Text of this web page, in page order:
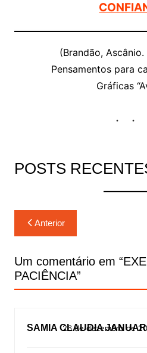
(Brandão,
Pensamentos para
Gráficas
POSTS
Navegação
de
Post
Anterior
Um comentário em “
PACIÊNCIA”
SAMIA CLAUDIA
26 de dezembro de